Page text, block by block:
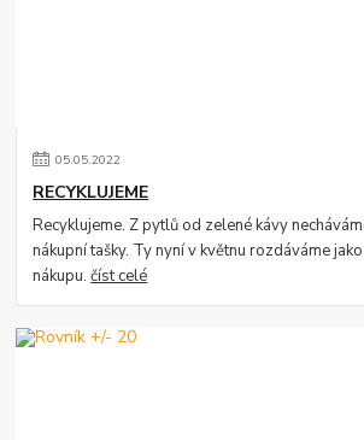
05.05.2022
RECYKLUJEME
Recyklujeme. Z pytlů od zelené kávy
nákupní tašky. Ty nyní v květnu rozdáváme
nákupu.číst celé